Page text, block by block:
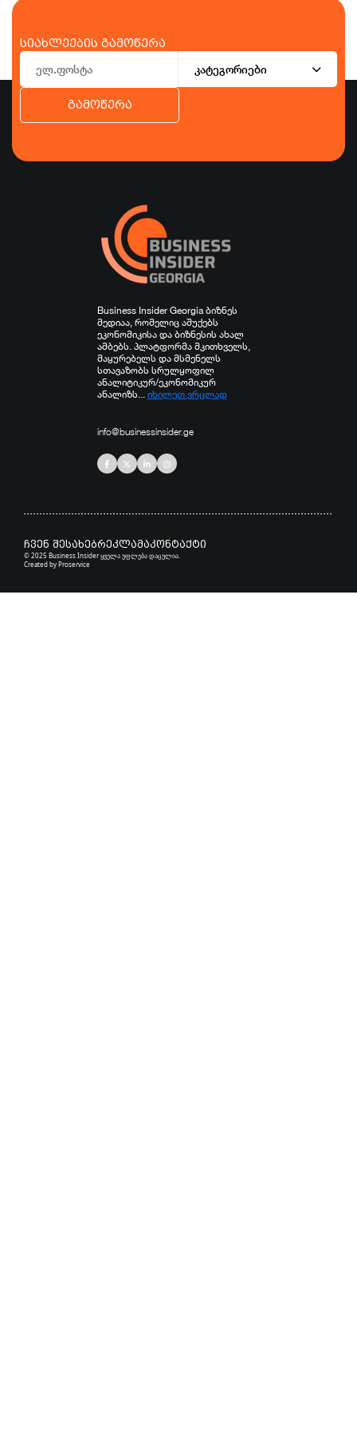
სიახლეების გამოწერა
კატეგორიები
გამოწერა
Business Insider Georgia ბიზნეს
მედიაა, რომელიც აშუქებს
ეკონომიკისა და ბიზნესის ახალ
ამბებს. პლატფორმა მკითხველს,
მაყურებელს და მსმენელს
სთავაზობს სრულყოფილ
ანალიტიკურ/ეკონომიკურ
ანალიზს... იხილეთ ვრცლად
info@businessinsider.ge
ჩვენ შესახებრეკლამაკონტაქტი
© 2025 Business Insider ყველა უფლება დაცულია.
Created byProservice